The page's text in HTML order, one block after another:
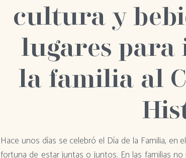
cultura y
lugares para
la familia al
Hace unos días se celebró el Día de la Familia, en